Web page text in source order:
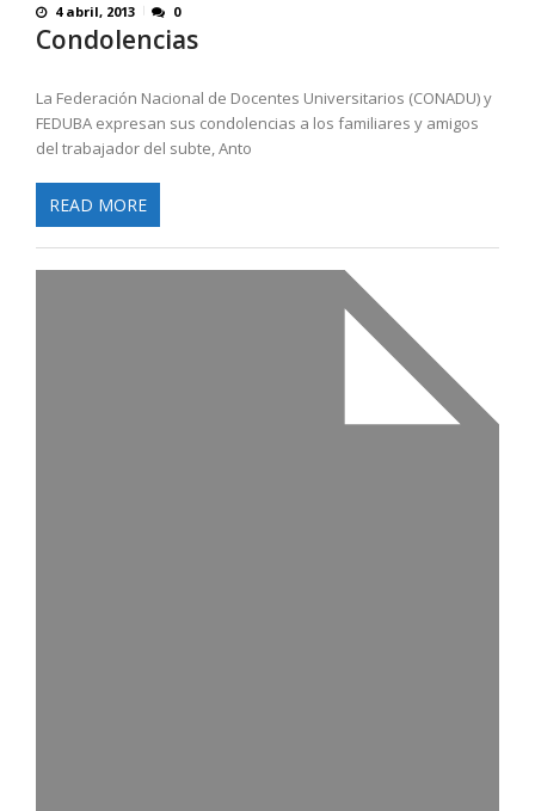
4 abril, 2013 0
Condolencias
La Federación Nacional de Docentes Universitarios (CONADU) y
FEDUBA expresan sus condolencias a los familiares y amigos
del trabajador del subte, Anto
READ MORE